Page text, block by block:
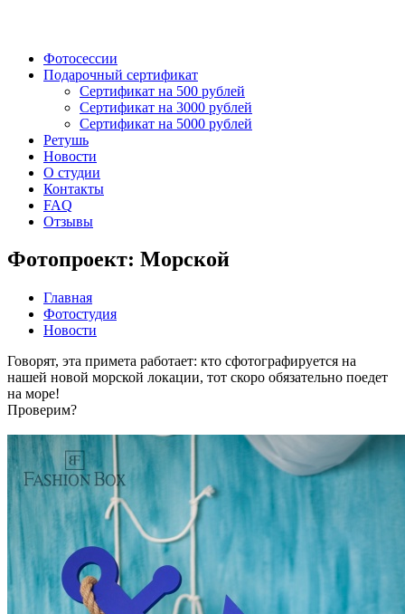
Фотосессии
Подарочный сертификат
Сертификат на 500 рублей
Сертификат на 3000 рублей
Сертификат на 5000 рублей
Ретушь
Новости
О студии
Контакты
FAQ
Отзывы
Фотопроект: Морской
Главная
Фотостудия
Новости
Говорят, эта примета работает: кто сфотографируется на
нашей новой морской локации, тот скоро обязательно поедет
на море!
Проверим?